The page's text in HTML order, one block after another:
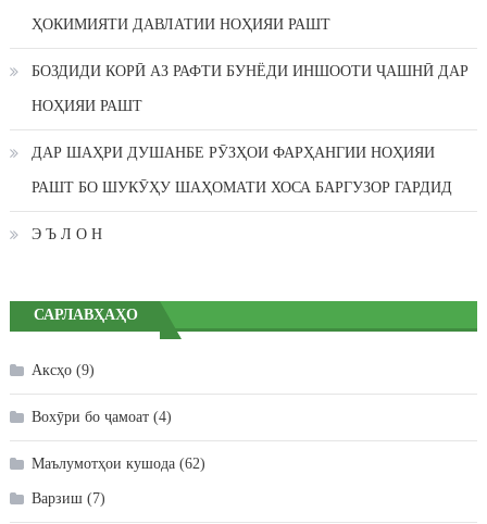
ҲОКИМИЯТИ ДАВЛАТИИ НОҲИЯИ РАШТ
БОЗДИДИ КОРӢ АЗ РАФТИ БУНЁДИ ИНШООТИ ҶАШНӢ ДАР
НОҲИЯИ РАШТ
ДАР ШАҲРИ ДУШАНБЕ РӮЗҲОИ ФАРҲАНГИИ НОҲИЯИ
РАШТ БО ШУКӮҲУ ШАҲОМАТИ ХОСА БАРГУЗОР ГАРДИД
Э Ъ Л О Н
САРЛАВҲАҲО
Аксҳо(9)
Вохӯри бо ҷамоат(4)
Маълумотҳои кушода(62)
Варзиш(7)